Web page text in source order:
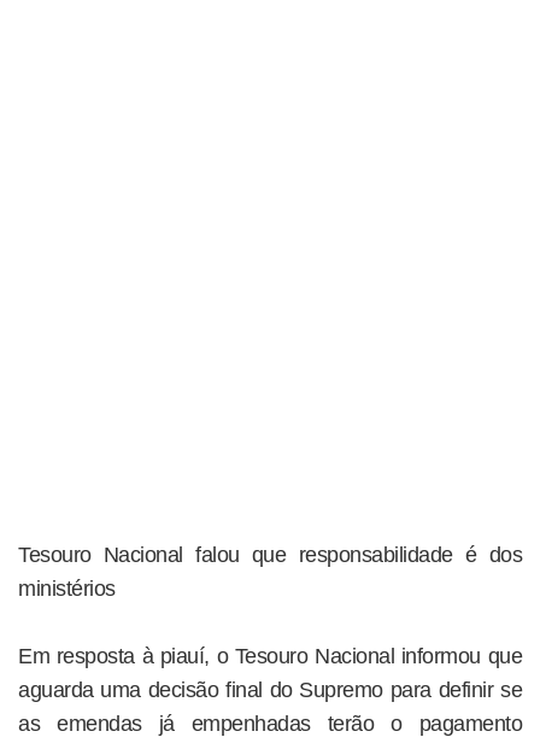
Tesouro Nacional falou que responsabilidade é dos
ministérios
Em resposta à piauí, o Tesouro Nacional informou que
aguarda uma decisão final do Supremo para definir se
as emendas já empenhadas terão o pagamento